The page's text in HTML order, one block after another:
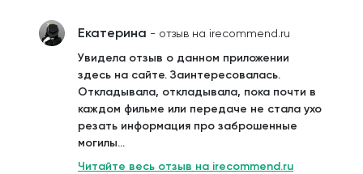
Екатерина - отзыв на irecommend.ru
Увидела отзыв о данном приложении
здесь на сайте. Заинтересовалась.
Откладывала, откладывала, пока почти в
каждом фильме или передаче не стала ухо
резать информация про заброшенные
могилы...
Читайте весь отзыв на irecommend.ru